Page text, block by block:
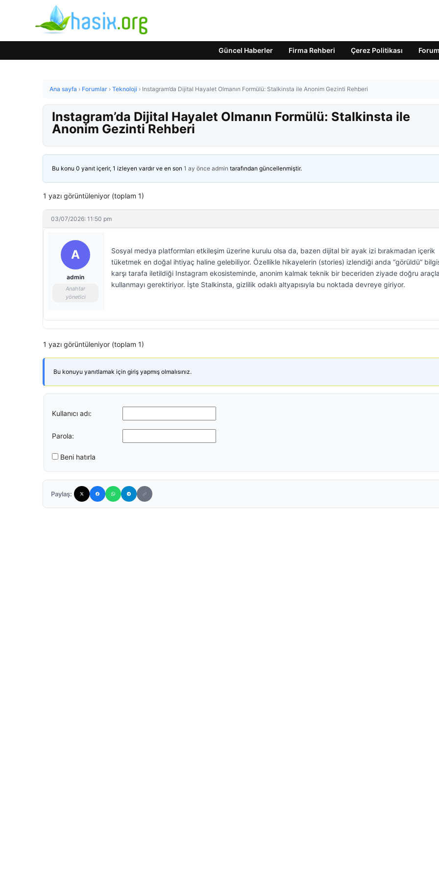
Güncel Haberler Firma Rehberi Çerez Politikası Forum
Ana sayfa › Forumlar › Teknoloji › Instagram’da Dijital Hayalet Olmanın Formülü: Stalkinsta ile Anonim Gezinti Rehberi
Instagram’da Dijital Hayalet Olmanın Formülü: Stalkinsta ile
Anonim Gezinti Rehberi
Bu konu 0 yanıt içerir, 1 izleyen vardır ve en son 1 ay önce admin tarafından güncellenmiştir.
1 yazı görüntüleniyor (toplam 1)
03/07/2026: 11:50 pm
A
admin
Anahtar
yönetici
Sosyal medya platformları etkileşim üzerine kurulu olsa da, bazen dijital bir ayak izi bırakmadan içerik
tüketmek en doğal ihtiyaç haline gelebiliyor. Özellikle hikayelerin (stories) izlendiği anda “görüldü”
karşı tarafa iletildiği Instagram ekosisteminde, anonim kalmak teknik bir beceriden ziyade doğru
kullanmayı gerektiriyor. İşte Stalkinsta, gizlilik odaklı altyapısıyla bu noktada devreye giriyor.
1 yazı görüntüleniyor (toplam 1)
Bu konuyu yanıtlamak için giriş yapmış olmalısınız.
Kullanıcı adı:
Parola:
Beni hatırla
Paylaş: